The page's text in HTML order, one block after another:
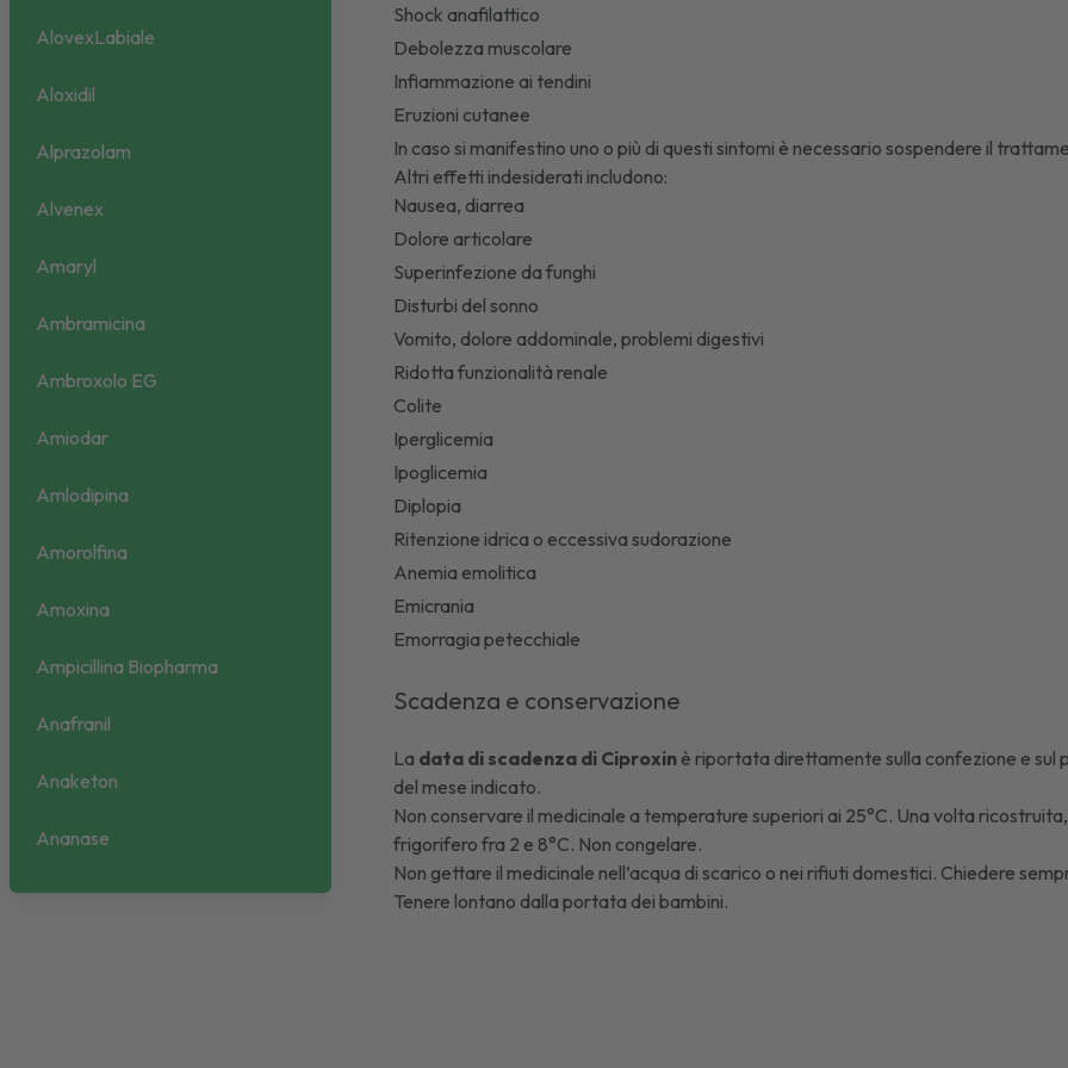
AlovexLabiale
Aloxidil
Alprazolam
Alvenex
Amaryl
Ambramicina
Ambroxolo EG
Amiodar
Amlodipina
Amorolfina
Amoxina
Ampicillina Biopharma
Anafranil
Anaketon
Ananase
Anauran
Shock anafilattico
Debolezza muscolare
Infiammazione ai tendini
Eruzioni cutanee
In caso si manifestino uno o più di questi sintomi è necessario sospendere il
Altri effetti indesiderati includono:
Nausea, diarrea
Dolore articolare
Superinfezione da funghi
Disturbi del sonno
Vomito, dolore addominale, problemi digestivi
Ridotta funzionalità renale
Colite
Iperglicemia
Ipoglicemia
Diplopia
Ritenzione idrica o eccessiva sudorazione
Anemia emolitica
Emicrania
Emorragia petecchiale
Scadenza e conservazione
La data di scadenza di Ciproxin è riportata direttamente sulla confezione e sul
del mese indicato.
Non conservare il medicinale a temperature superiori ai 25°C. Una volta
frigorifero fra 2 e 8°C. Non congelare.
Non gettare il medicinale nell’acqua di scarico o nei rifiuti domestici. Chiedere
Tenere lontano dalla portata dei bambini.